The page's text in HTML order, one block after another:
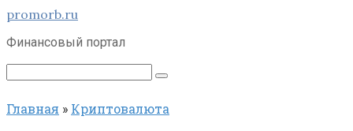
Перейти
контенту
promorb.ru
Финансовый портал
Поиск:
Главная » Криптовалюта